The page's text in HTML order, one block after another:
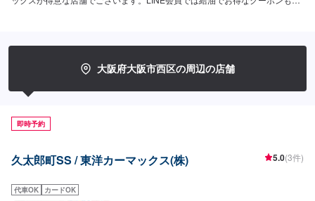
にご利用ください！【資格保持者・店舗の設備】当店は2級整備士や複数の3
級整備士が在籍しており、お車の整備・修理も安心してお任せできます！ま
ティング施工もお任せください。【当店までのアクセス】みなと通(国道172
あるSSです。コスモマークの看板が目印です。
大阪府大阪市西区の周辺の店舗
即時予約
久太郎町SS / 東洋カーマックス(株) 5.0(3件)
代車OK カードOK